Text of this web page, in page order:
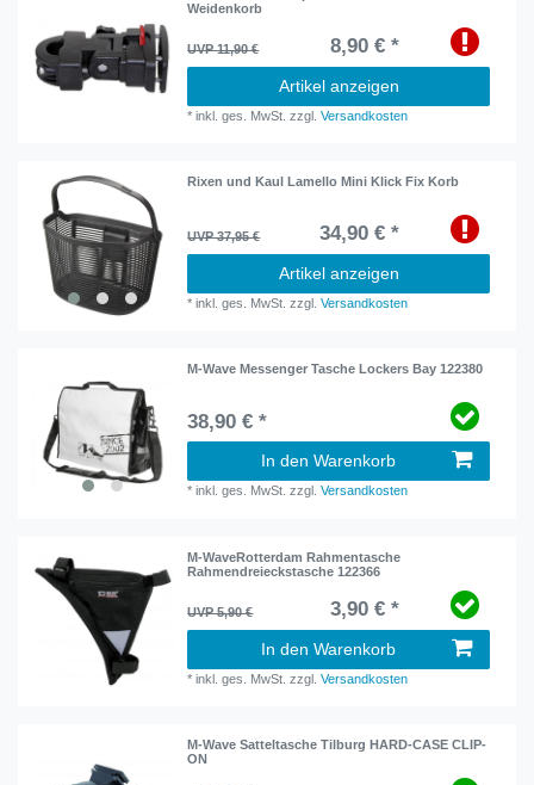
Weidenkorb
UVP 11,90 € 8,90 € *
Artikel anzeigen
*inkl. ges. MwSt. zzgl.Versandkosten
Rixen und Kaul Lamello Mini Klick Fix Korb
UVP 37,95 € 34,90 € *
Artikel anzeigen
*inkl. ges. MwSt. zzgl.Versandkosten
M-Wave Messenger Tasche Lockers Bay 122380
38,90 € *
In den Warenkorb
*inkl. ges. MwSt. zzgl.Versandkosten
M-WaveRotterdam Rahmentasche
Rahmendreieckstasche 122366
UVP 5,90 € 3,90 € *
In den Warenkorb
*inkl. ges. MwSt. zzgl.Versandkosten
M-Wave Satteltasche Tilburg HARD-CASE CLIP-
ON